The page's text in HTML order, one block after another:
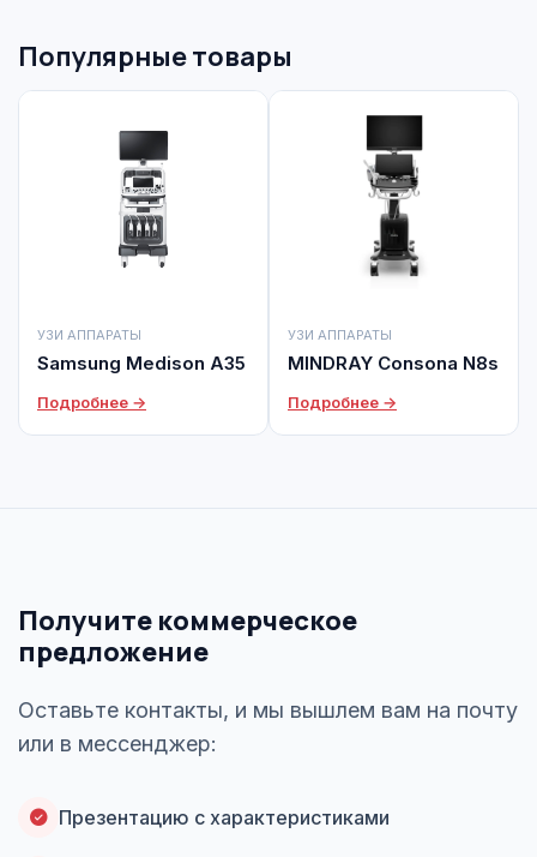
Популярные товары
УЗИ АППАРАТЫ
Samsung Medison A35
Подробнее →
УЗИ АППАРАТЫ
MINDRAY Consona N8s
Подробнее →
Получите коммерческое
предложение
Оставьте контакты, и мы вышлем вам на почту
или в мессенджер:
Презентацию с характеристиками